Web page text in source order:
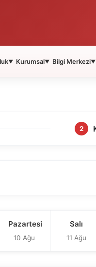
▼ Kurumsal▼ Bilgi Merkezi▼
2
Pazartesi
10 Ağu
Salı
11 Ağu